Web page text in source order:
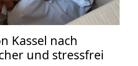
Kassel nach
und stressfrei